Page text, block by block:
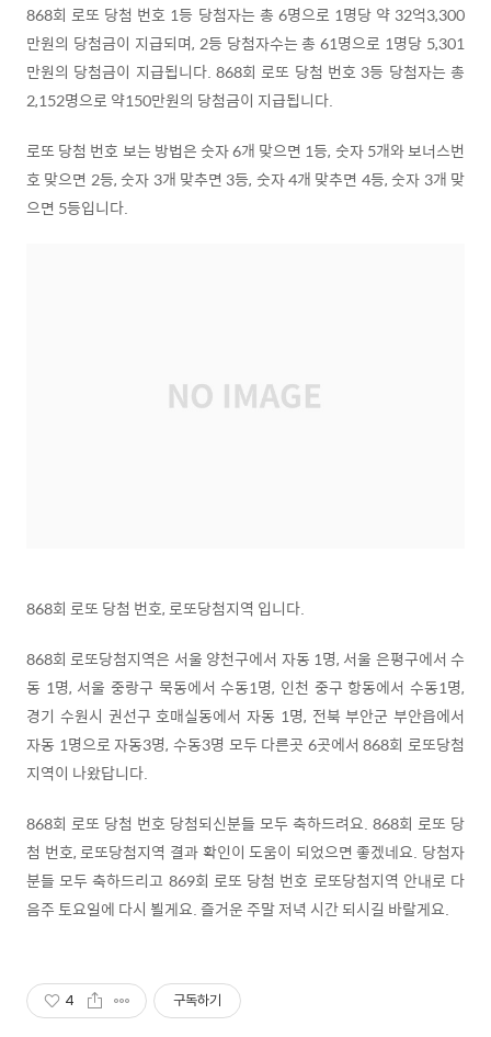
868회 로또 당첨 번호 1등 당첨자는 총 6명으로 1명당 약 32억3,300
만원의 당첨금이 지급되며, 2등 당첨자수는 총 61명으로 1명당 5,301
만원의 당첨금이 지급됩니다. 868회 로또 당첨 번호 3등 당첨자는 총
2,152명으로 약150만원의 당첨금이 지급됩니다.
로또 당첨 번호 보는 방법은 숫자 6개 맞으면 1등, 숫자 5개와 보너스번
호 맞으면 2등, 숫자 3개 맞추면 3등, 숫자 4개 맞추면 4등, 숫자 3개 맞
으면 5등입니다.
868회 로또 당첨 번호, 로또당첨지역 입니다.
868회 로또당첨지역은 서울 양천구에서 자동 1명, 서울 은평구에서 수
동 1명, 서울 중랑구 묵동에서 수동1명, 인천 중구 항동에서 수동1명,
경기 수원시 권선구 호매실동에서 자동 1명, 전북 부안군 부안읍에서
자동 1명으로 자동3명, 수동3명 모두 다른곳 6곳에서 868회 로또당첨
지역이 나왔답니다.
868회 로또 당첨 번호 당첨되신분들 모두 축하드려요. 868회 로또 당
첨 번호, 로또당첨지역 결과 확인이 도움이 되었으면 좋겠네요. 당첨자
분들 모두 축하드리고 869회 로또 당첨 번호 로또당첨지역 안내로 다
음주 토요일에 다시 뵐게요. 즐거운 주말 저녁 시간 되시길 바랄게요.
4 구독하기